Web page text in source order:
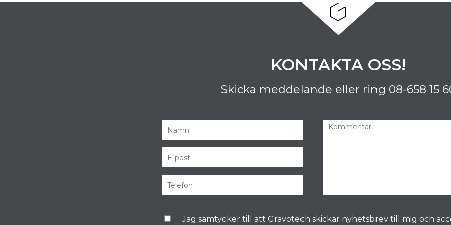
KONTAKTA OSS!
Skicka meddelande eller ring 08-658 15
Jag samtycker till att Gravotech skickar nyhetsbrev till mig och